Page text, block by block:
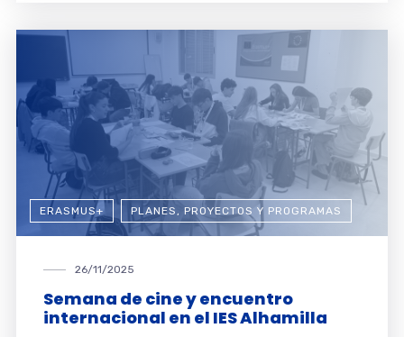
ERASMUS+ PLANES, PROYECTOS Y PROGRAMAS
26/11/2025
Semana de cine y encuentro
internacional en el IES Alhamilla